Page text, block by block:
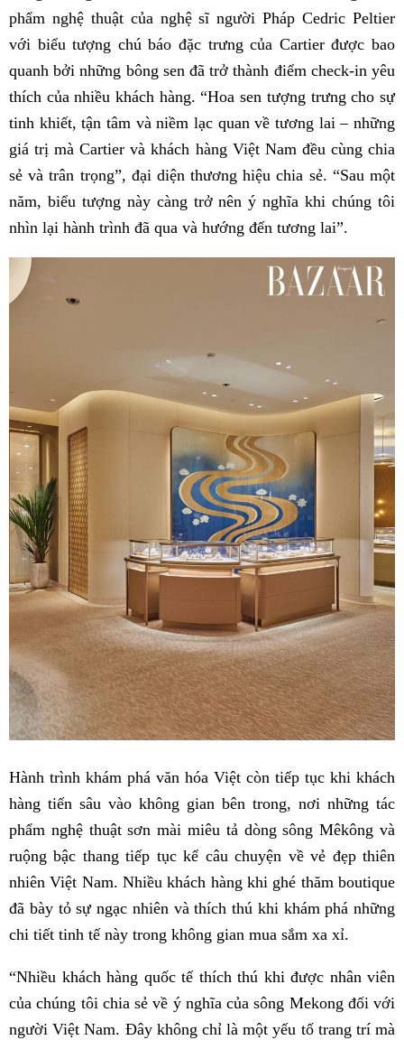
phẩm nghệ thuật của nghệ sĩ người Pháp Cedric Peltier
với biểu tượng chú báo đặc trưng của Cartier được bao
quanh bởi những bông sen đã trở thành điểm check-in yêu
thích của nhiều khách hàng. “Hoa sen tượng trưng cho sự
tinh khiết, tận tâm và niềm lạc quan về tương lai – những
giá trị mà Cartier và khách hàng Việt Nam đều cùng chia
sẻ và trân trọng”, đại diện thương hiệu chia sẻ. “Sau một
năm, biểu tượng này càng trở nên ý nghĩa khi chúng tôi
nhìn lại hành trình đã qua và hướng đến tương lai”.
Hành trình khám phá văn hóa Việt còn tiếp tục khi khách
hàng tiến sâu vào không gian bên trong, nơi những tác
phẩm nghệ thuật sơn mài miêu tả dòng sông Mêkông và
ruộng bậc thang tiếp tục kể câu chuyện về vẻ đẹp thiên
nhiên Việt Nam. Nhiều khách hàng khi ghé thăm boutique
đã bày tỏ sự ngạc nhiên và thích thú khi khám phá những
chi tiết tinh tế này trong không gian mua sắm xa xỉ.
“Nhiều khách hàng quốc tế thích thú khi được nhân viên
của chúng tôi chia sẻ về ý nghĩa của sông Mekong đối với
người Việt Nam. Đây không chỉ là một yếu tố trang trí mà